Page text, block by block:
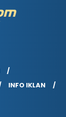
INFO IKLAN